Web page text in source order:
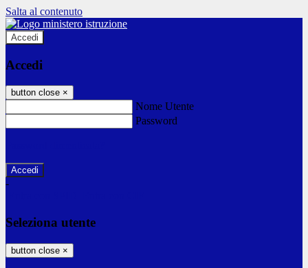
Salta al contenuto
Accedi
Accedi
button close ×
Nome Utente
Password
-
Seleziona utente
button close ×